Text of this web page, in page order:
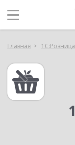
Главная 1С:Розница